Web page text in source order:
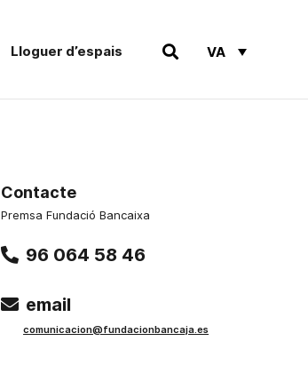
Lloguer d’espais VA
Contacte
Premsa Fundació Bancaixa
96 064 58 46
email
comunicacion@fundacionbancaja.es